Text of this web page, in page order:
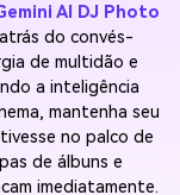
AI DJ Photo
do convés-
de multidão e
a inteligência
mantenha seu
no palco de
de álbuns e
imediatamente.